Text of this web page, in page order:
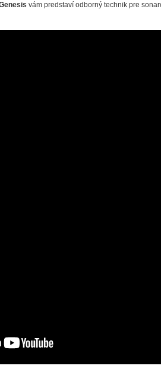
vám predstaví odborný technik pre